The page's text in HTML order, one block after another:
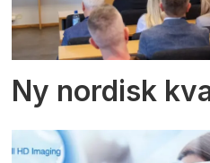
Ny nordisk